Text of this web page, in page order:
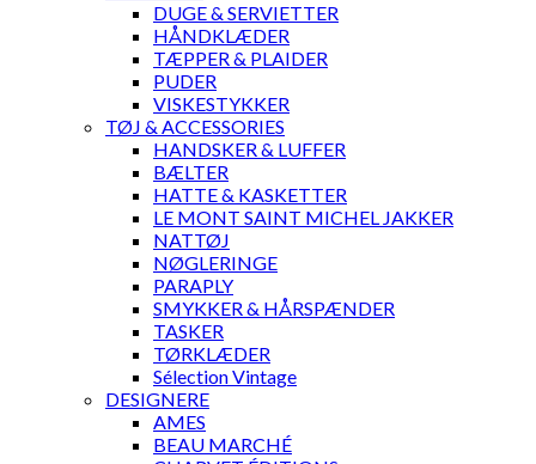
DUGE & SERVIETTER
HÅNDKLÆDER
TÆPPER & PLAIDER
PUDER
VISKESTYKKER
TØJ & ACCESSORIES
HANDSKER & LUFFER
BÆLTER
HATTE & KASKETTER
LE MONT SAINT MICHEL JAKKER
NATTØJ
NØGLERINGE
PARAPLY
SMYKKER & HÅRSPÆNDER
TASKER
TØRKLÆDER
Sélection Vintage
DESIGNERE
AMES
BEAU MARCHÉ